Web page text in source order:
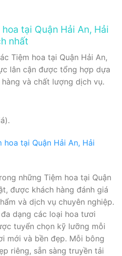
tại Quận Hải An, Hải
nhất
Tiệm hoa tại Quận Hải An,
lân cận được tổng hợp dựa
và chất lượng dịch vụ.
những Tiệm hoa tại Quận
được khách hàng đánh giá
và dịch vụ chuyên nghiệp.
dạng các loại hoa tươi
tuyển chọn kỹ lưỡng mỗi
mới và bền đẹp. Mỗi bông
riêng, sẵn sàng truyền tải